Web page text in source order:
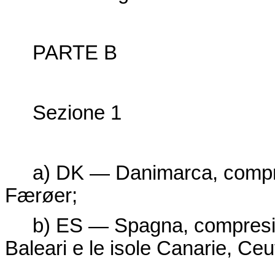
PARTE B
Sezione 1
a) DK — Danimarca,
Færøer;
b) ES — Spagna, compresi
Baleari e le isole Canarie,